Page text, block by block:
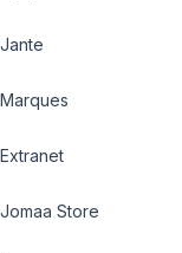
Jante
Marques
Extranet
Jomaa Store